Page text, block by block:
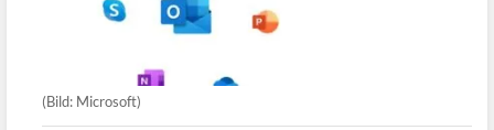
(Bild: Microsoft)